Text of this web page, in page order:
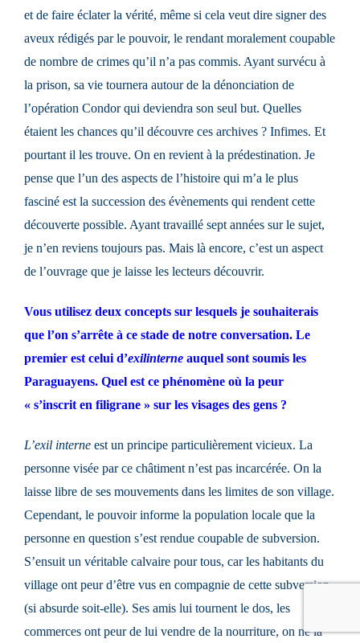
et de faire éclater la vérité, même si cela veut dire signer des
aveux rédigés par le pouvoir, le rendant moralement coupable
de nombre de crimes qu’il n’a pas commis. Ayant survécu à
la prison, sa vie tournera autour de la dénonciation de
l’opération Condor qui deviendra son seul but. Quelles
étaient les chances qu’il découvre ces archives ? Infimes. Et
pourtant il les trouve. On en revient à la prédestination. Je
pense que l’un des aspects de l’histoire qui m’a le plus
fasciné est la succession des évènements qui rendent cette
découverte possible. Ayant travaillé sept années sur le sujet,
je n’en reviens toujours pas. Mais là encore, c’est un aspect
de l’ouvrage que je laisse les lecteurs découvrir.
Vous utilisez deux concepts sur lesquels je souhaiterais
que l’on s’arrête à ce stade de notre conversation. Le
premier est celui d’exilinterne auquel sont soumis les
Paraguayens. Quel est ce phénomène où la peur
« s’inscrit en filigrane » sur les visages des gens ?
L’exil interne est un principe particulièrement vicieux. La
personne visée par ce châtiment n’est pas incarcérée. On la
laisse libre de ses mouvements dans les limites de son village.
Cependant, le pouvoir informe la population locale que la
personne en question s’est rendue coupable de subversion.
S’ensuit un véritable calvaire pour tous, car les habitants du
village ont peur d’être vus en compagnie de cette subversion
(si absurde soit-elle). Ses amis lui tournent le dos, les
commerces ont peur de lui vendre de la nourriture, on ne la